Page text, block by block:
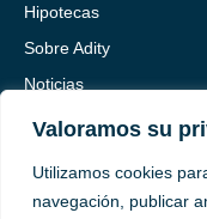
Valoramos su
Utilizamos cookies
navegación, publicar
Hipotecas
Sobre Adity
Noticias
Contacto